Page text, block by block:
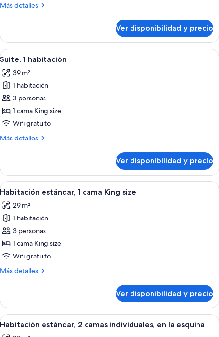
cama
Más detalles
Más
Premium,
cama
size
Ver disponibilidad y precio
Ver
todas
las
fotos
de
Suite,
1
Habitación de hotel con una cama
9
Suite, 1 habitación
39 m²
1 habitación
3 personas
1 cama King size
Wifi gratuito
Más detalles
Más
1
habitación
Ver disponibilidad y precio
Ver
todas
las
fotos
de
Habitación
estándar,
cama
Habitación de hotel con una cama
6
Habitación estándar, 1 cama King size
29 m²
1 habitación
3 personas
1 cama King size
Wifi gratuito
Más detalles
Más
estándar,
cama
Ver disponibilidad y precio
Ver
todas
Habitación de hotel con dos camas,
6
Habitación estándar, 2 camas individuales, en la esquina